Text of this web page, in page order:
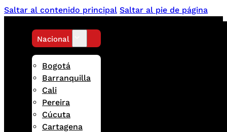
Saltar al contenido principal Saltar al pie de página
Nacional
Bogotá
Barranquilla
Cali
Pereira
Cúcuta
Cartagena